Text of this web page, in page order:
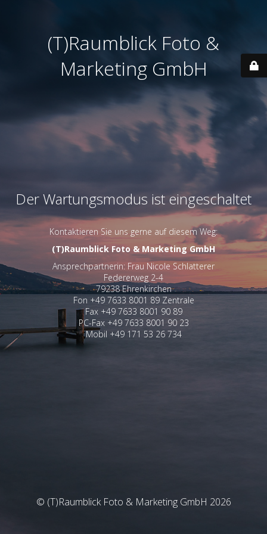
(T)Raumblick Foto &
Marketing GmbH
Der Wartungsmodus ist eingeschaltet
Kontaktieren Sie uns gerne auf diesem Weg:
(T)Raumblick Foto & Marketing GmbH
Ansprechpartnerin: Frau Nicole Schlatterer
Federerweg 2-4
79238 Ehrenkirchen
Fon +49 7633 8001 89 Zentrale
Fax +49 7633 8001 90 89
PC-Fax +49 7633 8001 90 23
Mobil +49 171 53 26 734
© (T)Raumblick Foto & Marketing GmbH 2026